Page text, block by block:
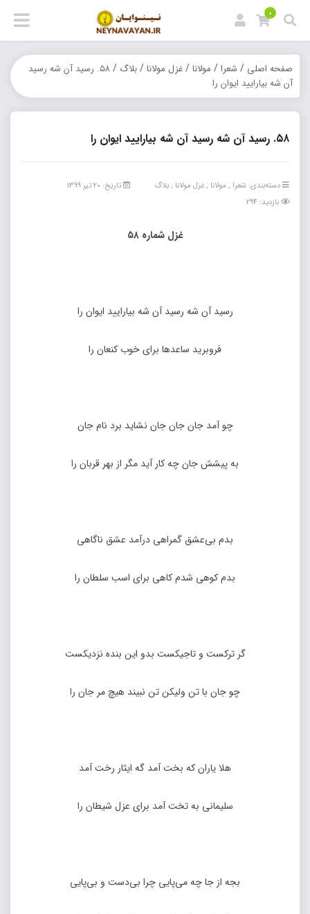
0
صفحه اصلی / شعرا/ مولانا/غزل مولانا/بلاگ /
۵۸. رسید آن شه رسید
آن شه بیارایید ایوان را
۵۸. رسید آن شه رسید آن شه بیارایید ایوان را
دسته‌بندی: شعرا , مولانا ,غزل مولانا ,بلاگ
تاریخ: 20 تیر 1399
بازدید: 294
غزل شماره ۵۸
رسید آن شه رسید آن شه بیارایید ایوان را
فروبرید ساعدها برای خوب کنعان را
چو آمد جان جان جان نشاید برد نام جان
به پیشش جان چه کار آید مگر از بهر قربان را
بدم بی‌عشق گمراهی درآمد عشق ناگاهی
بدم کوهی شدم کاهی برای اسب سلطان را
گر ترکست و تاجیکست بدو این بنده نزدیکست
چو جان با تن ولیکن تن نبیند هیچ مر جان را
هلا یاران که بخت آمد گه ایثار رخت آمد
سلیمانی به تخت آمد برای عزل شیطان را
بجه از جا چه می‌پایی چرا بی‌دست و بی‌پایی